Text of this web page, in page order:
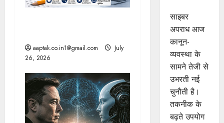
aaptak.co.in1@gmail.com
July
26, 2026
साइबर
अपराध आज
कानून-
व्यवस्था के
सामने तेजी से
उभरती नई
चुनौती है।
तकनीक के
बढ़ते उपयोग